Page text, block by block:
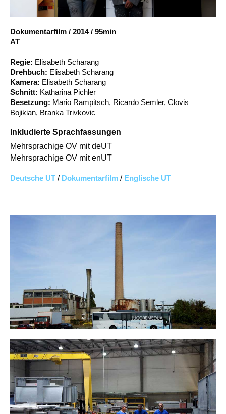
Account
Dokumentarfilm / 2014 / 95min
AT
Regie: Elisabeth Scharang
Drehbuch: Elisabeth Scharang
Kamera: Elisabeth Scharang
Schnitt: Katharina Pichler
Besetzung: Mario Rampitsch, Ricardo Semler, Clovis
Bojikian, Branka Trivkovic
Inkludierte Sprachfassungen
Mehrsprachige OV mit deUT
Mehrsprachige OV mit enUT
Deutsche UT / Dokumentarfilm / Englische UT